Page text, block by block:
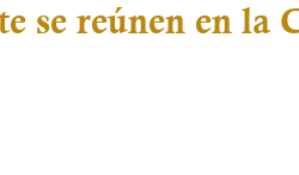
se reúnen en la